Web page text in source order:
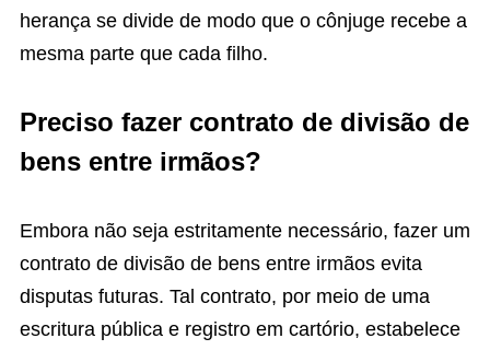
herança se divide de modo que o cônjuge recebe a
mesma parte que cada filho.
Preciso fazer contrato de divisão de
bens entre irmãos?
Embora não seja estritamente necessário, fazer um
contrato de divisão de bens entre irmãos evita
disputas futuras. Tal contrato, por meio de uma
escritura pública e registro em cartório, estabelece